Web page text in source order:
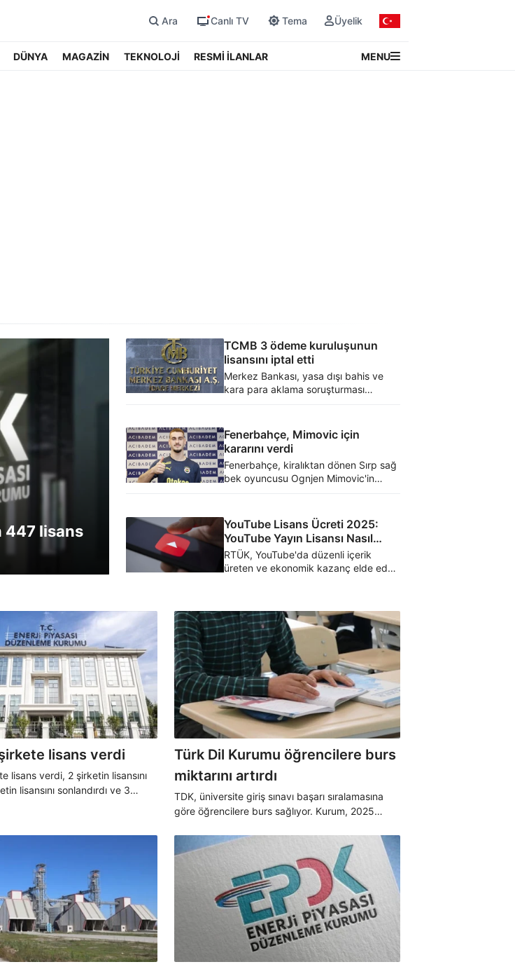
Ara Canlı TV Tema Üyelik
DÜNYA MAGAZİN TEKNOLOJİ RESMİ İLANLAR MENU
447 lisans
TCMB 3 ödeme kuruluşunun
lisansını iptal etti
Merkez Bankası, yasa dışı bahis ve
kara para aklama soruşturması
İninal, PayFix ve Aypara’nın faaliyet
izinlerini iptal etti.
Fenerbahçe, Mimovic için
kararını verdi
Fenerbahçe, kiralıktan dönen Sırp sağ
bek oyuncusu Ognjen Mimovic'in
YouTube Lisans Ücreti 2025:
YouTube Yayın Lisansı Nasıl
Alınır, Kaç TL?
RTÜK, YouTube'da düzenli içerik
üreten ve ekonomik kazanç elde eden
YouTube lisansı nasıl alınır, ücreti ne
kadar? İşte 2025 fiyatı...
lisans verdi
lisans verdi, 2 şirketin lisansını
lisansını sonlandırdı ve 3
Türk Dil Kurumu öğrencilere burs
miktarını artırdı
TDK, üniversite giriş sınavı başarı sıralamasına
göre öğrencilere burs sağlıyor. Kurum, 2025
bursu miktarını yükseltti.